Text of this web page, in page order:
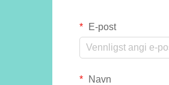
E-post
Navn